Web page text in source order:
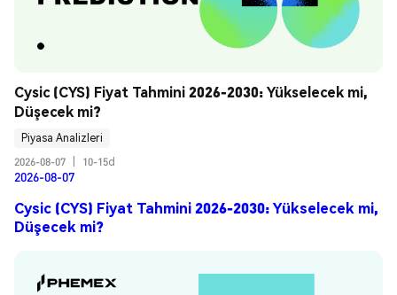
Cysic (CYS) Fiyat Tahmini 2026-2030: Yükselecek mi,
Düşecek mi?
Piyasa Analizleri
2026-08-07
10-15d
2026-08-07
Cysic (CYS) Fiyat Tahmini 2026-2030: Yükselecek mi,
Düşecek mi?